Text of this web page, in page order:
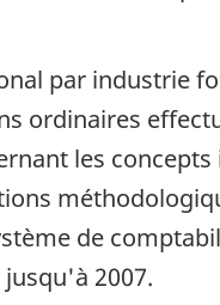
par industrie
ordinaires
les
de
2007.